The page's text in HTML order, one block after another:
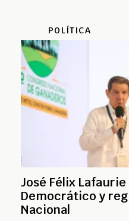
POLÍTICA
José Félix
Democrático y
Nacional